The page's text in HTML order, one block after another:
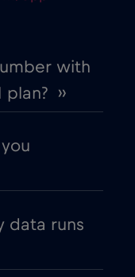
with
››
data runs